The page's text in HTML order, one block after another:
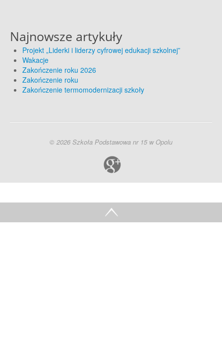
Najnowsze artykuły
Projekt „Liderki i liderzy cyfrowej edukacji szkolnej”
Wakacje
Zakończenie roku 2026
Zakończenie roku
Zakończenie termomodernizacji szkoły
© 2026 Szkoła Podstawowa nr 15 w Opolu